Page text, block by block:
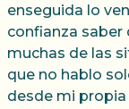
enseguida lo
confianza
muchas de las
que no hablo
desde mi propia